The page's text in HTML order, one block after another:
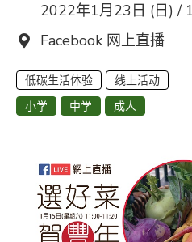
2022年1月23日 (日) /
地点：
Facebook 网上直播
低碳生活体验
线上活动
小学
中学 成人